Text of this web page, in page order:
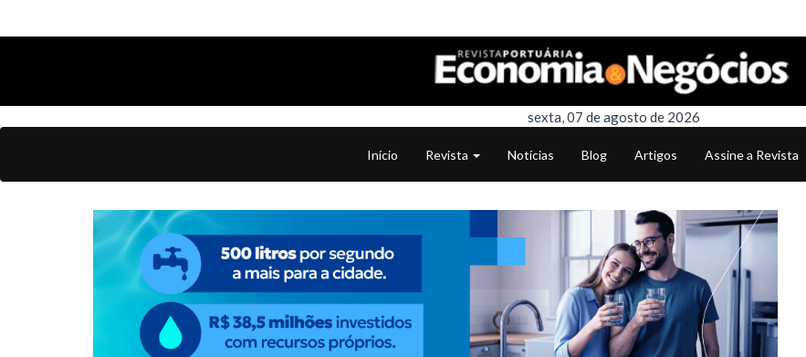
sexta, 07 de agosto de 2026
Início Revista Notícias Blog Artigos Assine a Revista